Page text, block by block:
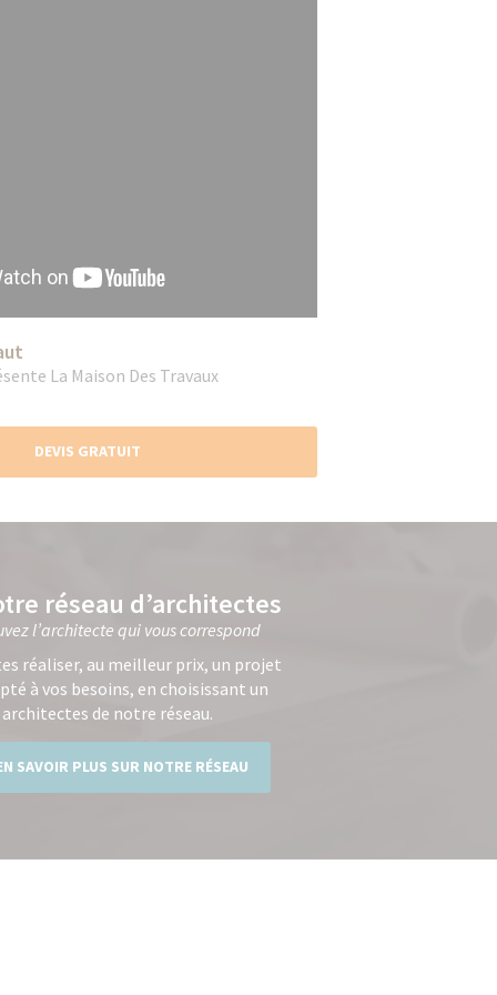
La Maison Des Travaux
DEVIS GRATUIT
réseau d’architectes
l’architecte qui vous correspond
réaliser, au meilleur prix, un projet
à vos besoins, en choisissant un
architectes de notre réseau.
SAVOIR PLUS SUR NOTRE RÉSEAU